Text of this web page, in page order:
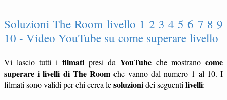
Soluzioni The Room livello 1 2 3 4 5 6 7 8 9
10 - Video YouTube su come superare livello
Vi lascio tutti i filmatipresi da YouTubeche mostranocome
superare i livelli di The Room che vanno dal numero 1 al 10. I
filmati sono validi per chi cerca lesoluzionidei seguenti livelli: